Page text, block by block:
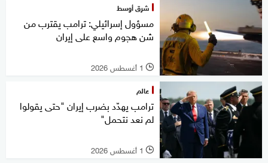
شرق أوسط
مسؤول إسرائيلي: ترامب يقترب من
شن هجوم واسع على إيران
l 1 أغسطس 2026
عالم
ترامب يهدّد بضرب إيران "حتى يقولوا
لم نعد نتحمل"
l 1 أغسطس 2026